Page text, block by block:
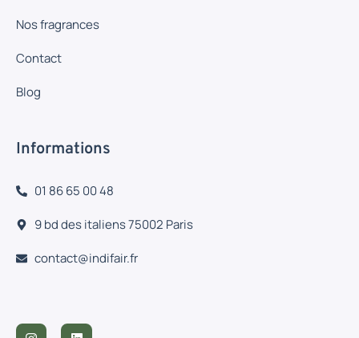
Nos fragrances
Contact
Blog
Informations
01 86 65 00 48
9 bd des italiens 75002 Paris
contact@indifair.fr
t k